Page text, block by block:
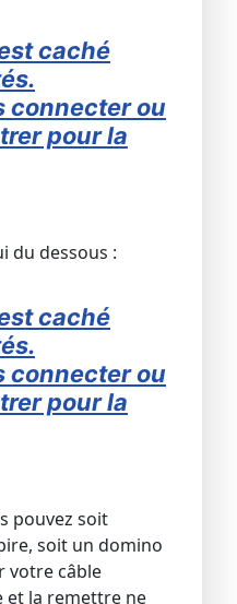
caché
connecter ou
pour la
du dessous :
caché
connecter ou
pour la
pouvez soit
soit un domino
votre câble
et la remettre ne